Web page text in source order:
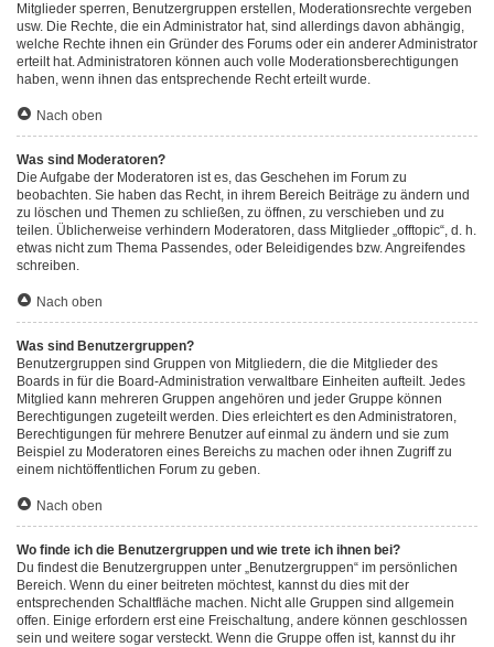
Mitglieder sperren, Benutzergruppen erstellen, Moderationsrechte vergeben
usw. Die Rechte, die ein Administrator hat, sind allerdings davon abhängig,
welche Rechte ihnen ein Gründer des Forums oder ein anderer Administrator
erteilt hat. Administratoren können auch volle Moderationsberechtigungen
haben, wenn ihnen das entsprechende Recht erteilt wurde.
Nach oben
Was sind Moderatoren?
Die Aufgabe der Moderatoren ist es, das Geschehen im Forum zu
beobachten. Sie haben das Recht, in ihrem Bereich Beiträge zu ändern und
zu löschen und Themen zu schließen, zu öffnen, zu verschieben und zu
teilen. Üblicherweise verhindern Moderatoren, dass Mitglieder „offtopic“, d. h.
etwas nicht zum Thema Passendes, oder Beleidigendes bzw. Angreifendes
schreiben.
Nach oben
Was sind Benutzergruppen?
Benutzergruppen sind Gruppen von Mitgliedern, die die Mitglieder des
Boards in für die Board-Administration verwaltbare Einheiten aufteilt. Jedes
Mitglied kann mehreren Gruppen angehören und jeder Gruppe können
Berechtigungen zugeteilt werden. Dies erleichtert es den Administratoren,
Berechtigungen für mehrere Benutzer auf einmal zu ändern und sie zum
Beispiel zu Moderatoren eines Bereichs zu machen oder ihnen Zugriff zu
einem nichtöffentlichen Forum zu geben.
Nach oben
Wo finde ich die Benutzergruppen und wie trete ich ihnen bei?
Du findest die Benutzergruppen unter „Benutzergruppen“ im persönlichen
Bereich. Wenn du einer beitreten möchtest, kannst du dies mit der
entsprechenden Schaltfläche machen. Nicht alle Gruppen sind allgemein
offen. Einige erfordern erst eine Freischaltung, andere können geschlossen
sein und weitere sogar versteckt. Wenn die Gruppe offen ist, kannst du ihr